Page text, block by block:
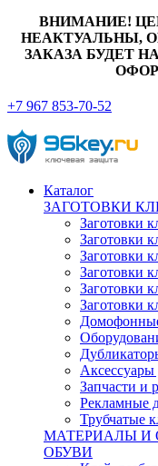
ВНИМАНИЕ!
НЕАКТУАЛЬНЫ,
ЗАКАЗА БУДЕТ
+7 967 853-70-52
Каталог
ЗАГОТОВКИ
Заготовки
Заготовки
Заготовки
Заготовки
Заготовки
Заготовки
Запчасти и
Рекламные
Трубчатые
МАТЕРИАЛЫ И
ОБУВИ